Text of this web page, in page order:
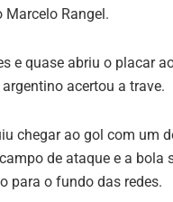
Rangel.
e quase abriu o placar
acertou a trave.
chegar ao gol com um
de ataque e a bola
para o fundo das redes.